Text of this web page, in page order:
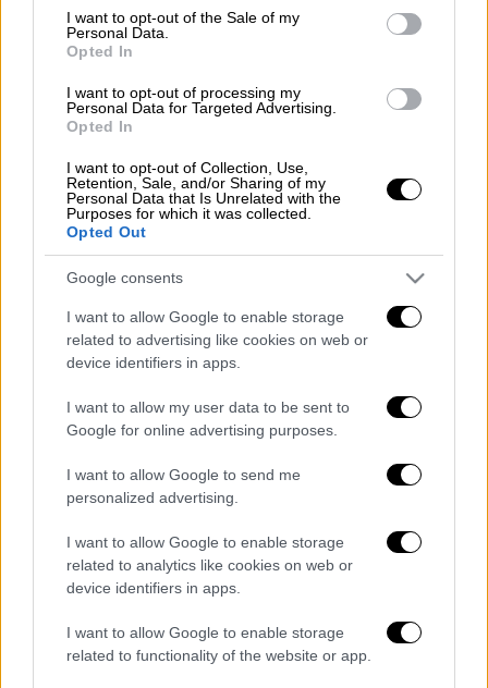
consent section.
I want to opt-out of the Sale of my
Personal Data.
Opted In
I want to opt-out of processing my
Personal Data for Targeted Advertising.
Opted In
I want to opt-out of Collection, Use,
Retention, Sale, and/or Sharing of my
Personal Data that Is Unrelated with the
Purposes for which it was collected.
Opted Out
Google consents
I want to allow Google to enable storage
related to advertising like cookies on web or
device identifiers in apps.
I want to allow my user data to be sent to
Google for online advertising purposes.
I want to allow Google to send me
personalized advertising.
I want to allow Google to enable storage
related to analytics like cookies on web or
device identifiers in apps.
I want to allow Google to enable storage
related to functionality of the website or app.
σήμερα, ανοδικές τάσεις επικρατούν στην
ελληνική αγορά ομολόγων, με την απόδοση
του ελληνικού δεκαετούς τίτλου αναφοράς
να «σκαρφαλώνει» στην περιοχή του 1,7%.
Στη ζώνη τού 0,9% κινείται η απόδοση του
ελληνικού πενταετούς τίτλου αναφοράς.
Η ανοδική τάση ακολουθεί την αντίστοιχη
εξέλιξη σήμερα στην ευρωπαϊκή αγορά
ομολόγων, καθώς οι αποδόσεις των
ομολόγων της Ευρωζώνης σημείωναν
σήμερα άνοδο στο υψηλότερο σημείο από
τις αρχές Αυγούστου, όπως αναφέρει σε
αναμονή της αυριανής συνεδρίασης του
διοικητικού συμβουλίου της Ευρωπαϊκής
Κεντρικής Τράπεζας και εν μέσω
αμφιβολιών στην αγορά για το εάν η
ποσοτικής χαλάρωσης αυτήν την εβδομάδα.
Η «μαύρη» καταγραφή των πυρκαγιών: 118
κτίρια κρίθηκαν «κόκκινα» -